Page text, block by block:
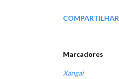
COMPARTILHAR
Marcadores
Xangai